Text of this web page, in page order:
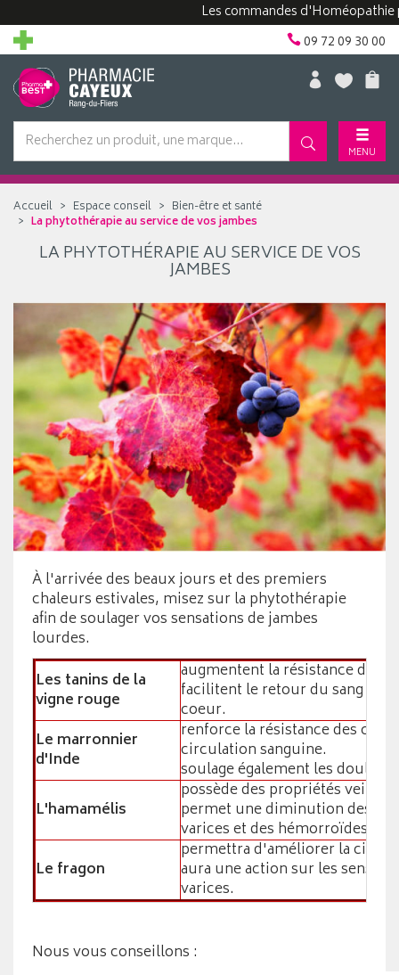
Les commandes d'Homéopathie
09 72 09 30 00
MENU
Accueil Espace conseil
Bien-être et santé
La phytothérapie au service de vos jambes
LA PHYTOTHÉRAPIE AU SERVICE DE VOS
JAMBES
À l'arrivée des beaux jours et des premiers
chaleurs estivales, misez sur la phytothérapie
afin de soulager vos sensations de jambes
lourdes.
Les tanins de la
vigne rouge
augmentent la résistance de
facilitent le retour du sang
coeur.
Le marronnier
d'Inde
renforce la résistance des
circulation sanguine.
soulage également les
L'hamamélis
possède des propriétés
permet une diminution des
varices et des hémorroïdes
Le fragon
permettra d'améliorer la
aura une action sur les
varices.
Nous vous conseillons :